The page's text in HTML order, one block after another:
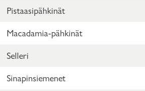
Pistaasipähkinät
Macadamia-pähkinät
Selleri
Sinapinsiemenet